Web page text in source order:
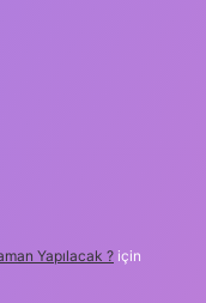
Yapılacak ? için